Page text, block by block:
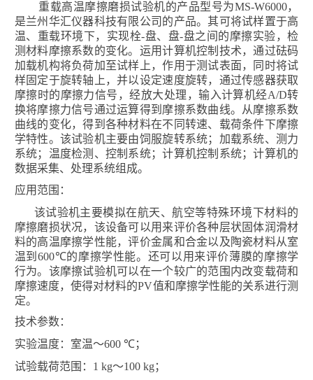
重载高温摩擦磨损试验机的产品型号为MS-W6000，
是兰州华汇仪器科技有限公司的产品。其可将试样置于高
温、重载环境下，实现栓-盘、盘-盘之间的摩擦实验，检
测材料摩擦系数的变化。运用计算机控制技术，通过砝码
加载机构将负荷加至试样上，作用于测试表面，同时将试
样固定于旋转轴上，并以设定速度旋转，通过传感器获取
摩擦时的摩擦力信号，经放大处理，输入计算机经A/D转
换将摩擦力信号通过运算得到摩擦系数曲线。从摩擦系数
曲线的变化，得到各种材料在不同转速、载荷条件下摩擦
学特性。 该试验机主要由饲服旋转系统；加载系统、测力
系统；温度检测、控制系统；计算机控制系统；计算机的
数据采集、处理系统组成。
应用范围 ：
该试验机主要模拟在航天、航空等特殊环境下材料的
摩擦磨损状况，该设备可以用来评价各种层状固体润滑材
料的高温摩擦学性能，评价金属和合金以及陶瓷材料从室
温到 600℃的摩擦学性能。还可以用来评价薄膜的摩擦学
行为。该摩擦试验机可以在一个较广的范围内改变载荷和
摩擦速度，使得对材料的PV值和摩擦学性能的关系进行测
定。
技术参数：
实验温度：室温～600 ℃；
试验载荷范围： 1 kg～100 kg；